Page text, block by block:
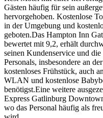
Gästen häufig für sein
hervorgehoben. Kostenlose
in der Umgebung und
geboten.Das Hampton Inn
bewertet mit 9,2, erhält
seinen Kundenservice und
Personals, insbesondere an
kostenloses Frühstück, auch
WLAN und kostenlose
benötigst.Eine weitere
Express Gatlinburg
wo das Personal häufig als